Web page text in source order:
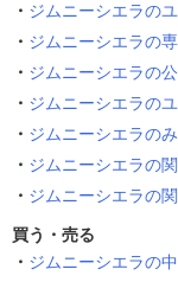
ジムニーシエラの
ジムニーシエラの
ジムニーシエラの
ジムニーシエラの
ジムニーシエラの
ジムニーシエラの
ジムニーシエラの
買う・売る
ジムニーシエラの